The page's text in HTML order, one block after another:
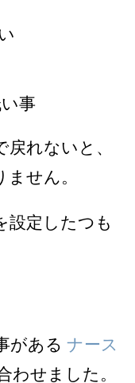
事
れないと、
せん。
設定したつも
がある ナース
わせました。